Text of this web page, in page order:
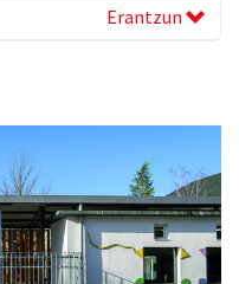
Erantzun